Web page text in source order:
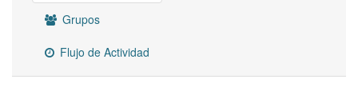
Grupos
Flujo de Actividad